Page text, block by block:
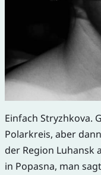
Einfach Stryzhkova.
Polarkreis, aber
der Region Luhansk
in Popasna, man